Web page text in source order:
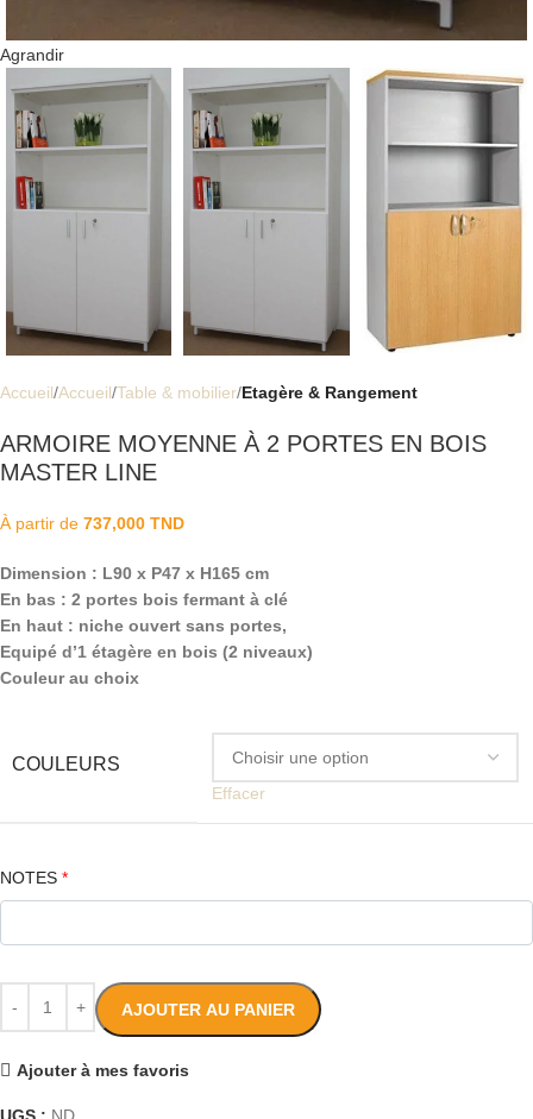
Agrandir
Accueil Accueil Table & mobilier Etagère & Rangement
ARMOIRE MOYENNE À 2 PORTES EN BOIS
MASTER LINE
À partir de 737,000 TND
Dimension : L90 x P47 x H165 cm
En bas : 2 portes bois fermant à clé
En haut : niche ouvert sans portes,
Equipé d’1 étagère en bois (2 niveaux)
Couleur au choix
COULEURS
Effacer
NOTES *
AJOUTER AU PANIER
Ajouter à mes favoris